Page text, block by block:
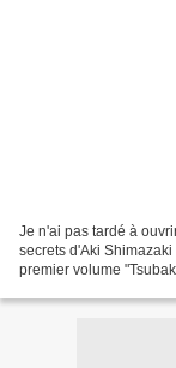
Je n'ai pas tardé à
secrets d'Aki
premier volume